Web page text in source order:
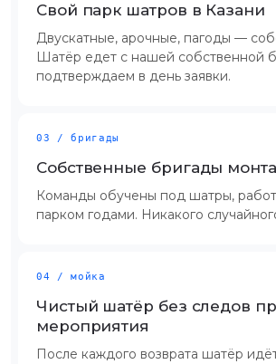
Свой парк шатров в Казани
Двускатные, арочные, пагоды —
Шатёр едет с нашей собственной
подтверждаем в день заявки.
03 / бригады
Собственные бригады
Команды обучены под шатры,
парком годами. Никакого
04 / мойка
Чистый шатёр без следов
мероприятия
После каждого возврата шатёр